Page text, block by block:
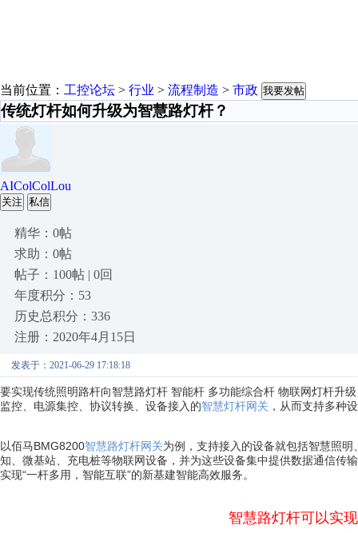
当前位置： 工控论坛 > 行业 > 流程制造 > 市政 我要发帖
传统灯杆如何升级为智慧路灯杆？
AIColColLou
关注 私信
精华：0帖
求助：0帖
帖子：100帖 | 0回
年度积分：53
历史总积分：336
注册：2020年4月15日
发表于：2021-06-29 17:18:18
要实现传统照明路杆向智慧路灯杆 智能杆 多功能综合杆 物联网灯杆升
监控、电源集控、协议转换、设备接入的智慧灯杆网关 ，从而支持多种
以佰马BMG8200智慧路灯杆网关为例，支持接入的设备就包括智慧照
知、微基站、充电桩等物联网设备，并为这些设备集中提供数据通信传
实现“一杆多用，智能互联”的新基建智能高效服务。
智慧路灯杆可以实